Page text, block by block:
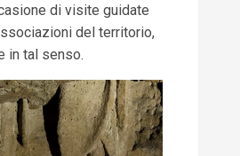
di visite guidate
del territorio,
in tal senso.